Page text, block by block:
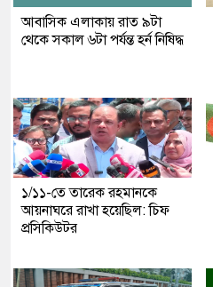
আবাসিক এলাকায় রাত ৯টা
থেকে সকাল ৬টা পর্যন্ত হর্ন নিষিদ্ধ
১/১১-তে তারেক রহমানকে
আয়নাঘরে রাখা হয়েছিল: চিফ
প্রসিকিউটর